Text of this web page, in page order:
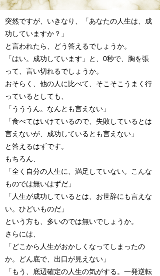
突然ですが、いきなり、「あなたの人生は、成
功していますか？」
と言われたら、どう答えるでしょうか。
「はい。成功しています」と、0秒で、胸を張
って、言い切れるでしょうか。
おそらく、他の人に比べて、そこそこうまく行
っているとしても、
「うううん。なんとも言えない」
「食べてはいけているので、失敗しているとは
言えないが、成功しているとも言えない」
と答えるはずです。
もちろん、
「全く自分の人生に、満足していない。こんな
ものでは無いはずだ」
「人生が成功しているとは、お世辞にも言えな
い。ひどいものだ」
という方も、多いのでは無いでしょうか。
さらには、
「どこから人生がおかしくなってしまったの
か。どん底で、出口が見えない」
「もう、底辺確定の人生の気がする。一発逆転